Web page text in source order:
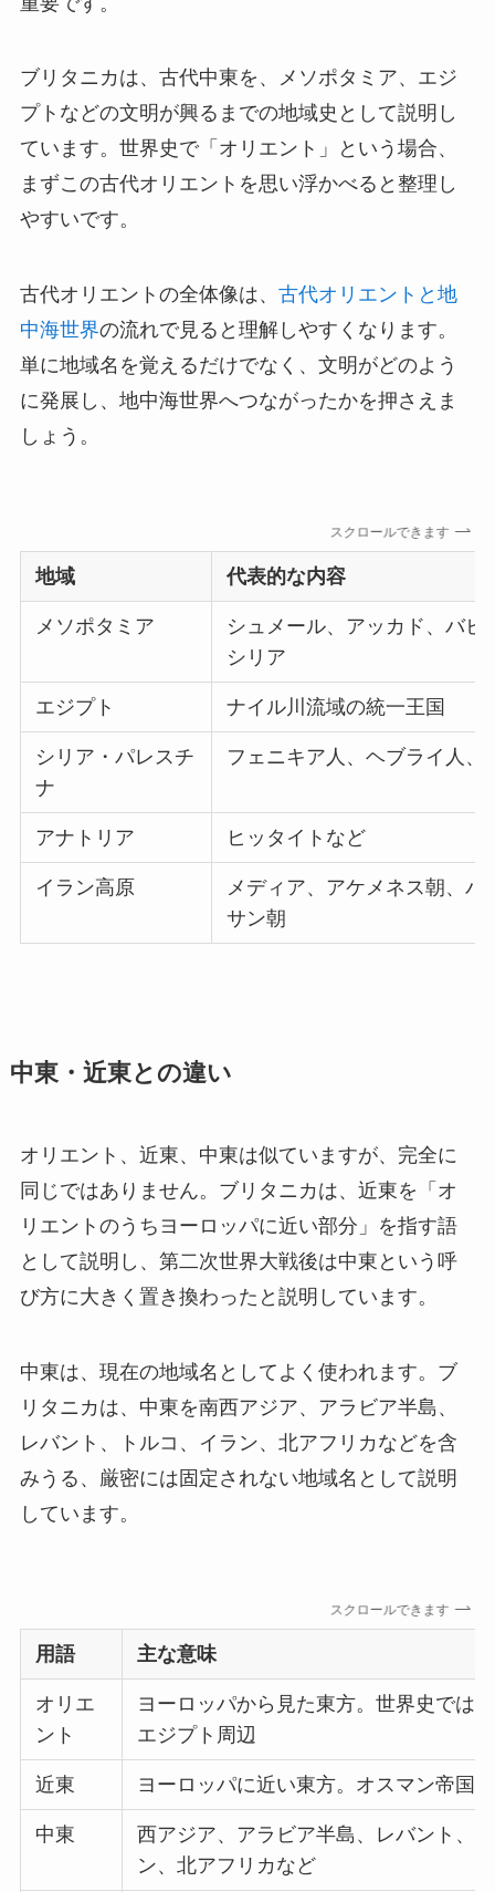
ブリタニカは、古代中東を、メソポタミア、エジ
プトなどの文明が興るまでの地域史として説明し
ています。世界史で「オリエント」という場合、
まずこの古代オリエントを思い浮かべると整理し
やすいです。
古代オリエントの全体像は、 古代オリエントと地
中海世界の流れで見ると理解しやすくなります。
単に地域名を覚えるだけでなく、文明がどのよう
に発展し、地中海世界へつながったかを押さえま
しょう。
スクロールできます
地域 代表的な内容
メソポタミア
シュメール、アッカド、バビ
シリア
エジプト ナイル川流域の統一王国
シリア・パレスチ
ナ
フェニキア人、ヘブライ人、
アナトリア ヒッタイトなど
イラン高原
メディア、アケメネス朝、パ
サン朝
中東・近東との違い
オリエント、近東、中東は似ていますが、完全に
同じではありません。ブリタニカは、近東を「オ
リエントのうちヨーロッパに近い部分」を指す語
として説明し、第二次世界大戦後は中東という呼
び方に大きく置き換わったと説明しています。
中東は、現在の地域名としてよく使われます。ブ
リタニカは、中東を南西アジア、アラビア半島、
レバント、トルコ、イラン、北アフリカなどを含
みうる、厳密には固定されない地域名として説明
しています。
スクロールできます
用語 主な意味
オリエ
ント
ヨーロッパから見た東方。世界史では
エジプト周辺
近東 ヨーロッパに近い東方。オスマン帝国
中東
西アジア、アラビア半島、レバント、
ン、北アフリカなど